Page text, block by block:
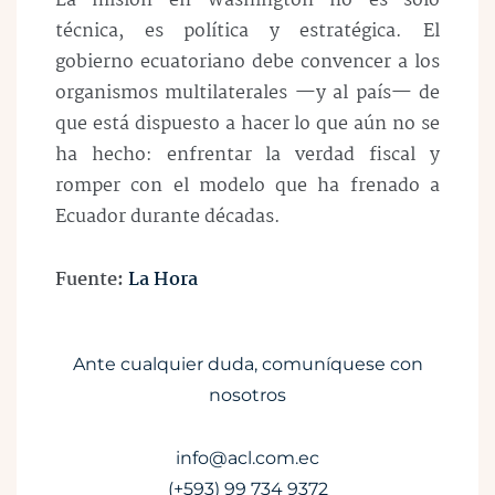
técnica, es política y estratégica. El
gobierno ecuatoriano debe convencer a los
organismos multilaterales —y al país— de
que está dispuesto a hacer lo que aún no se
ha hecho: enfrentar la verdad fiscal y
romper con el modelo que ha frenado a
Ecuador durante décadas.
Fuente:La Hora
Ante cualquier duda, comuníquese con
nosotros
info@acl.com.ec
(+593) 99 734 9372